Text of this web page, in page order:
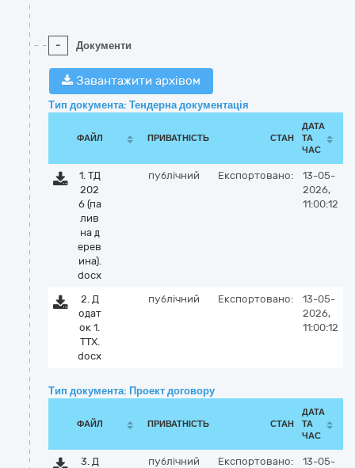
- Документи
Завантажити архівом
Тип документа: Тендерна документація
ФАЙЛ ПРИВАТНІСТЬ СТАН
ДАТА
ТА
ЧАС
1. ТД
202
6 (па
лив
на д
ерев
ина).
docx
публічний Експортовано:
13-05-
2026,
11:00:12
2. Д
одат
ок 1.
ТТХ.
docx
публічний Експортовано:
13-05-
2026,
11:00:12
Тип документа: Проект договору
ФАЙЛ ПРИВАТНІСТЬ СТАН
ДАТА
ТА
ЧАС
3. Д
публічний Експортовано:
13-05-